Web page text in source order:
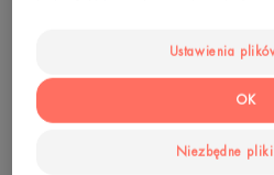
Butelka z pompką
z
pompką
Ustawienia
Niezbędne
OK